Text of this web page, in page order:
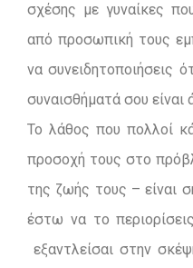
σχέσης με γυναίκες
από προσωπική τους
να συνειδητοποιήσεις
συναισθήματά σου
Το λάθος που πολλοί
προσοχή τους στο
της ζωής τους – είναι
έστω να το
εξαντλείσαι στην